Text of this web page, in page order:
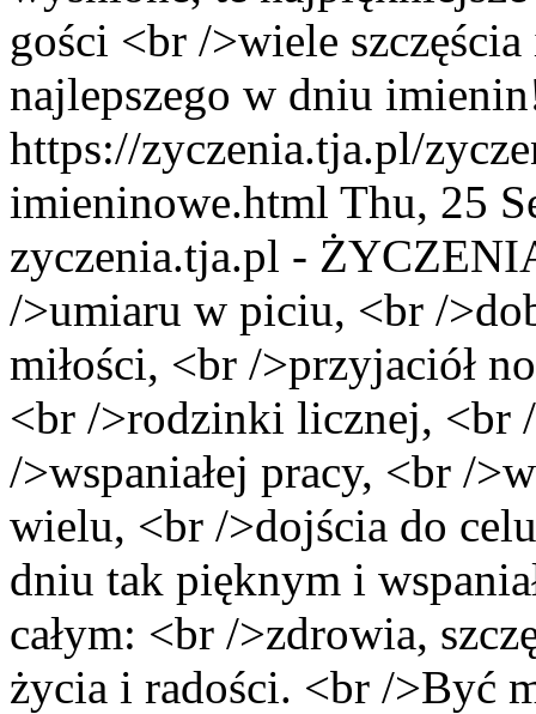
gości <br />wiele
najlepszego w dniu
https://zyczenia.tja.pl/
imieninowe.html Thu, 25
zyczenia.tja.pl -
/>umiaru w piciu, <br /
miłości, <br />przyjaciół
<br />rodzinki licznej, <br
/>wspaniałej pracy, <br /
wielu, <br />dojścia do
dniu tak pięknym i
całym: <br />zdrowia,
życia i radości. <br />Być